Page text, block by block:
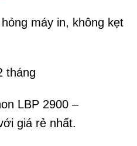
máy in, không kẹt
tháng
LBP 2900 –
giá rẻ nhất.